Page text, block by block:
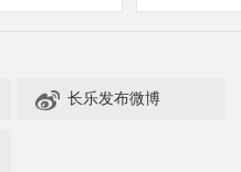
 长乐发布微博